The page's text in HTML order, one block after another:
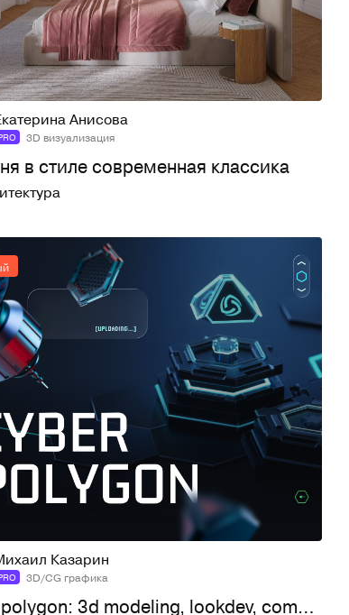
Анисова
3D визуализация
в стиле современная классика
8
Казарин
3D/CG графика
Cyber polygon: 3d modeling, lookdev, compositing